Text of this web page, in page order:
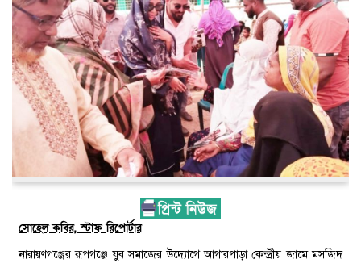
সোহেল কবির, স্টাফ রিপোর্টার
নারায়ণগঞ্জের রূপগঞ্জে যুব সমাজের উদ্যোগে আগারপাড়া কেন্দ্রীয় জামে মসজিদ